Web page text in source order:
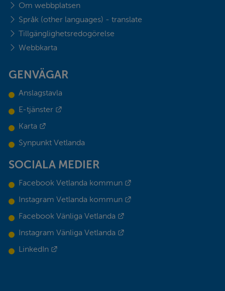
Om webbplatsen
Språk (other languages) - translate
Tillgänglighetsredogörelse
Webbkarta
GENVÄGAR
Anslagstavla
E-tjänster
Karta
Synpunkt Vetlanda
SOCIALA MEDIER
Facebook Vetlanda kommun
Instagram Vetlanda kommun
Facebook Vänliga Vetlanda
Instagram Vänliga Vetlanda
LinkedIn